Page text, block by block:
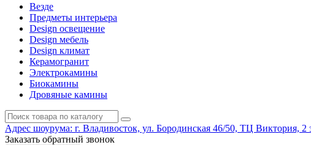
Везде
Предметы интерьера
Design освещение
Design мебель
Design климат
Керамогранит
Электрокамины
Биокамины
Дровяные камины
Адрес шоурума: г. Владивосток, ул. Бородинская 46/50, ТЦ Виктория, 2
Заказать обратный звонок